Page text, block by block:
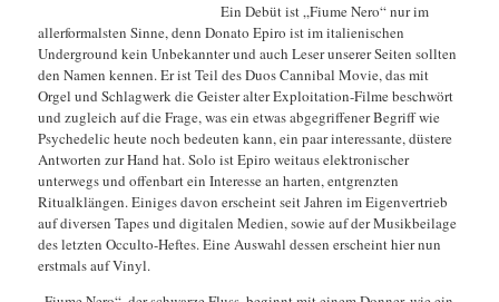
Ein Debüt ist „Fiume Nero“ nur im
allerformalsten Sinne, denn Donato Epiro ist im italienischen
Underground kein Unbekannter und auch Leser unserer Seiten sollten
den Namen kennen. Er ist Teil des Duos Cannibal Movie, das mit
Orgel und Schlagwerk die Geister alter Exploitation-Filme beschwört
und zugleich auf die Frage, was ein etwas abgegriffener Begriff wie
Psychedelic heute noch bedeuten kann, ein paar interessante, düstere
Antworten zur Hand hat. Solo ist Epiro weitaus elektronischer
unterwegs und offenbart ein Interesse an harten, entgrenzten
Ritualklängen. Einiges davon erscheint seitJahren im Eigenvertrieb
auf diversen Tapes und digitalen Medien, sowie auf der Musikbeilage
des letzten Occulto-Heftes. Eine Auswahl dessen erscheint hier nun
erstmals auf Vinyl.